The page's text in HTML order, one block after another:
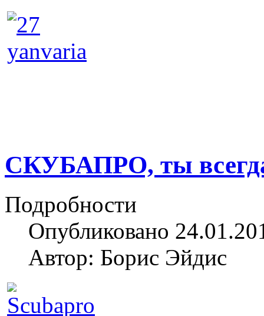
СКУБАПРО, ты
Подробности
Опубликовано
Автор: Борис Эйдис